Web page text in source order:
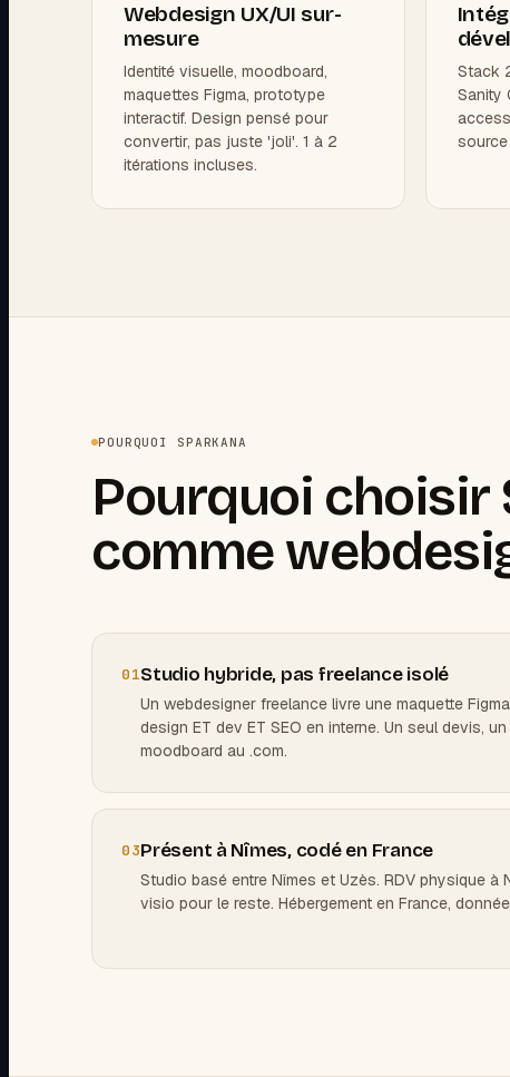
Webdesign UX/UI sur-
mesure
Identité visuelle, moodboard,
maquettes Figma, prototype
interactif. Design pensé pour
convertir, pas juste 'joli'. 1 à 2
itérations incluses.
Stack
Sanity
POURQUOI SPARKANA
Pourquoi choisir
comme
01Studio hybride, pas freelance isolé
Un webdesigner freelance livre une maquette
design ET dev ET SEO en interne. Un seul devis,
moodboard au .com.
03Présent à Nîmes, codé en France
Studio basé entre Nîmes et Uzès. RDV physique à
visio pour le reste. Hébergement en France,